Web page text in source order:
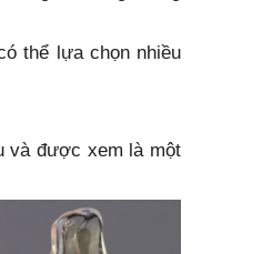
thể lựa chọn nhiều
và được xem là một